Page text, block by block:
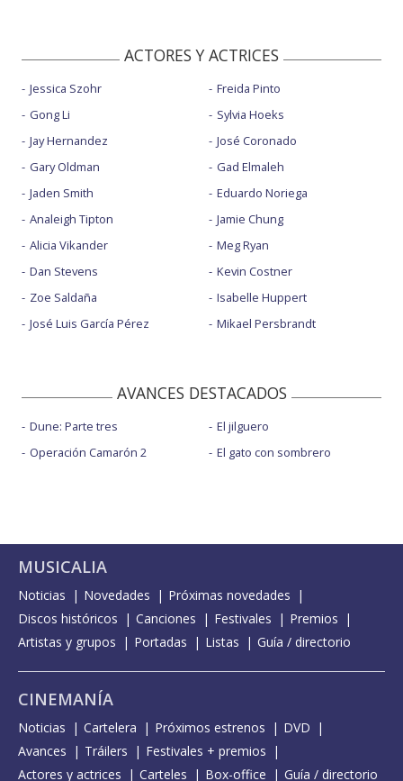
ACTORES Y ACTRICES
Jessica Szohr
Gong Li
Jay Hernandez
Gary Oldman
Jaden Smith
Analeigh Tipton
Alicia Vikander
Dan Stevens
Zoe Saldaña
José Luis García Pérez
Freida Pinto
Sylvia Hoeks
José Coronado
Gad Elmaleh
Eduardo Noriega
Jamie Chung
Meg Ryan
Kevin Costner
Isabelle Huppert
Mikael Persbrandt
AVANCES DESTACADOS
Dune: Parte tres
Operación Camarón 2
El jilguero
El gato con sombrero
MUSICALIA
Noticias Novedades
Próximas novedades
Discos históricos
Canciones Festivales
Premios
Artistas y grupos
Portadas Listas Guía / directorio
CINEMANÍA
Noticias Cartelera Próximos estrenos
DVD
Avances
Tráilers
Festivales + premios
Actores y actrices
Carteles Box-office Guía / directorio